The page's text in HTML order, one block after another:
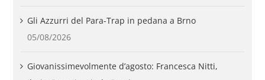
Gli Azzurri del Para-Trap in pedana a Brno
05/08/2026
Giovanissimevolmente d’agosto: Francesca Nitti,